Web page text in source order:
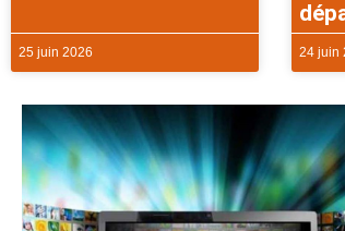
25 juin 2026 24 juin